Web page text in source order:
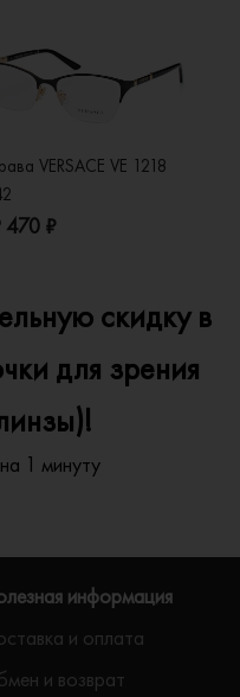
VERSACE VE 1218
470 ₽
скидку в
для зрения
1 минуту
информация
и оплата
и возврат